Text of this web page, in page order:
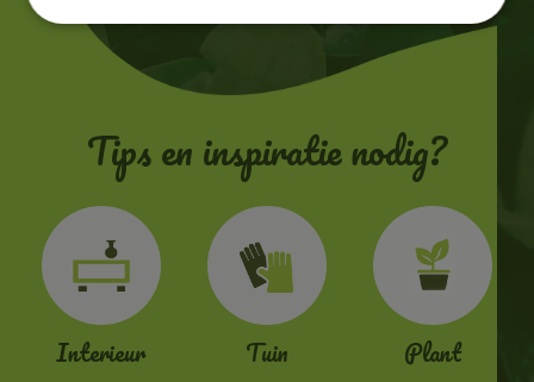
Tips en inspiratie nodig?
Interieur Tuin Plant